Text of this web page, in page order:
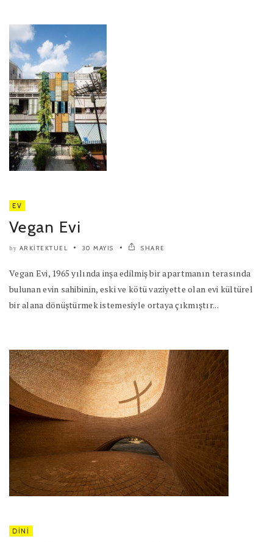
EV
Vegan Evi
by ARKITEKTUEL 30 MAYIS SHARE
Vegan Evi, 1965 yılında inşa edilmiş bir apartmanın terasında
bulunan evin sahibinin, eski ve kötü vaziyette olan evi kültürel
bir alana dönüştürmek istemesiyle ortaya çıkmıştır...
DINI